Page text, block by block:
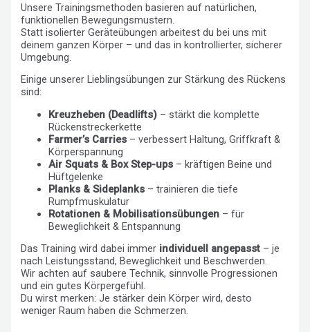
Unsere Trainingsmethoden basieren auf natürlichen,
funktionellen Bewegungsmustern.
Statt isolierter Geräteübungen arbeitest du bei uns mit
deinem ganzen Körper – und das in kontrollierter, sicherer
Umgebung.
Einige unserer Lieblingsübungen zur Stärkung des Rückens
sind:
Kreuzheben (Deadlifts) – stärkt die komplette
Rückenstreckerkette
Farmer’s Carries – verbessert Haltung, Griffkraft &
Körperspannung
Air Squats & Box Step-ups – kräftigen Beine und
Hüftgelenke
Planks & Sideplanks – trainieren die tiefe
Rumpfmuskulatur
Rotationen & Mobilisationsübungen – für
Beweglichkeit & Entspannung
Das Training wird dabei immer individuell angepasst – je
nach Leistungsstand, Beweglichkeit und Beschwerden.
Wir achten auf saubere Technik, sinnvolle Progressionen
und ein gutes Körpergefühl.
Du wirst merken: Je stärker dein Körper wird, desto
weniger Raum haben die Schmerzen.